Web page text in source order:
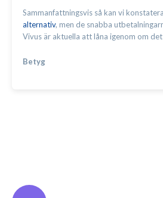
Sammanfattningsvis så kan vi
alternativ, men de snabba
Vivus är aktuella att låna igenom om
Betyg